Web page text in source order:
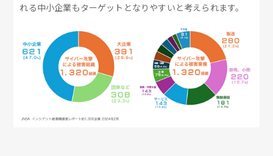
れる中小企業もターゲットとなりやすいと考えられます。